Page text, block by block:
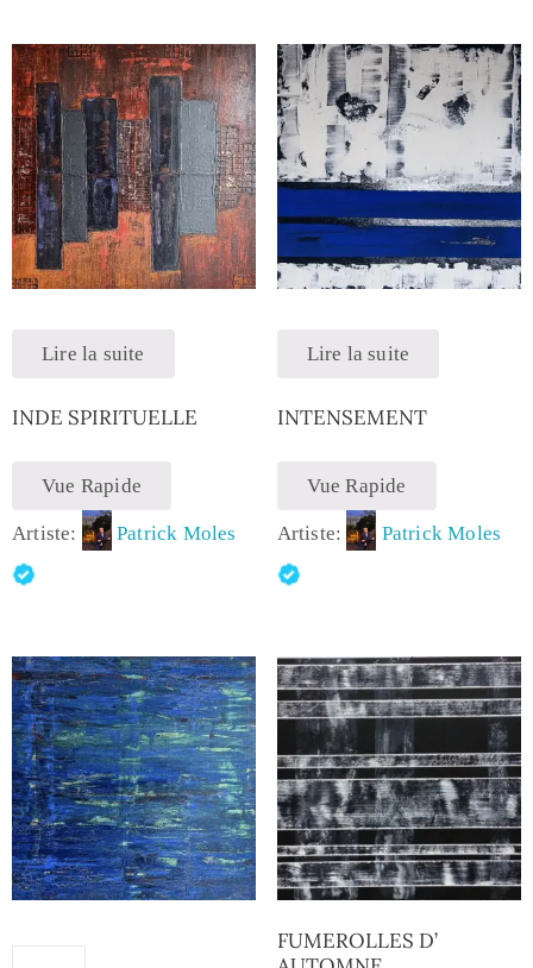
Lire la suite
INDE SPIRITUELLE
Vue Rapide
Artiste: Patrick Moles
Lire la suite
INTENSEMENT
Vue Rapide
Artiste: Patrick Moles
FUMEROLLES D’